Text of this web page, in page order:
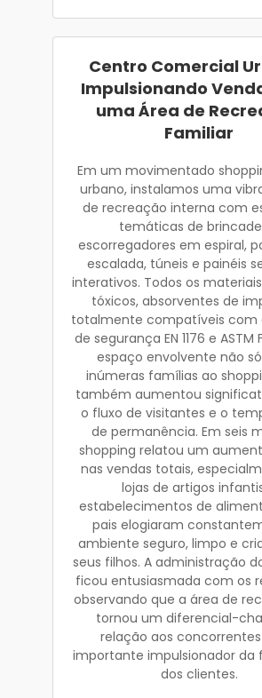
Centro Comercial
Impulsionando
uma Área de
Familiar
Em um movimentado
urbano, instalamos uma
de recreação interna com
temáticas de
escorregadores em espiral,
escalada, túneis e painéis
interativos. Todos os
tóxicos, absorventes de
totalmente compatíveis com
de segurança EN 1176 e ASTM
espaço envolvente não
inúmeras famílias ao
também aumentou
o fluxo de visitantes e o
de permanência. Em seis
shopping relatou um
nas vendas totais,
lojas de artigos
estabelecimentos de
pais elogiaram
ambiente seguro, limpo e
seus filhos. A administração
ficou entusiasmada com os
observando que a área de
tornou um diferencial-
relação aos
importante impulsionador da
dos clientes.